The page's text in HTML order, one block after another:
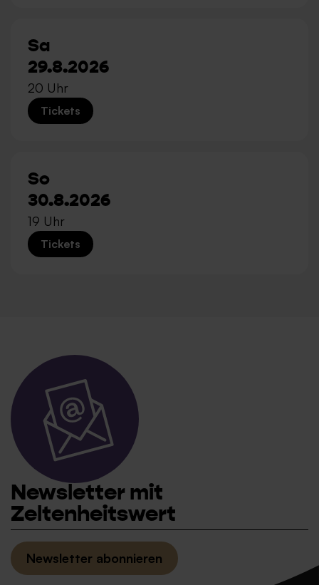
Sa
29.8.2026
20 Uhr
Tickets
So
30.8.2026
19 Uhr
Tickets
Newsletter mit
Zeltenheitswert
Newsletter abonnieren